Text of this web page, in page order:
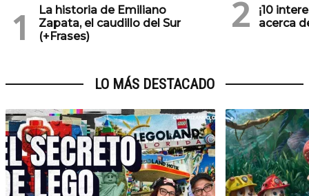
La historia de Emiliano
Zapata, el caudillo del Sur
(+Frases)
¡10
acerca
LO MÁS DESTACADO